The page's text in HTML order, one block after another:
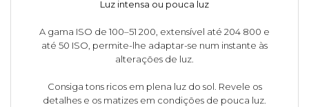
Luz intensa ou pouca luz
A gama ISO de 100–51 200, extensível até 204 800 e
até 50 ISO, permite-lhe adaptar-se num instante às
alterações de luz.
Consiga tons ricos em plena luz do sol. Revele os
detalhes e os matizes em condições de pouca luz.